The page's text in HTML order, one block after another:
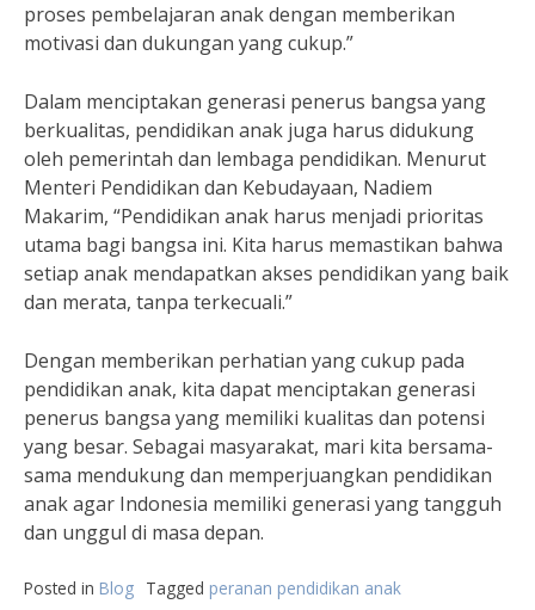
proses pembelajaran anak dengan memberikan
motivasi dan dukungan yang cukup.”
Dalam menciptakan generasi penerus bangsa yang
berkualitas, pendidikan anak juga harus didukung
oleh pemerintah dan lembaga pendidikan. Menurut
Menteri Pendidikan dan Kebudayaan, Nadiem
Makarim, “Pendidikan anak harus menjadi prioritas
utama bagi bangsa ini. Kita harus memastikan bahwa
setiap anak mendapatkan akses pendidikan yang baik
dan merata, tanpa terkecuali.”
Dengan memberikan perhatian yang cukup pada
pendidikan anak, kita dapat menciptakan generasi
penerus bangsa yang memiliki kualitas dan potensi
yang besar. Sebagai masyarakat, mari kita bersama-
sama mendukung dan memperjuangkan pendidikan
anak agar Indonesia memiliki generasi yang tangguh
dan unggul di masa depan.
Posted in Blog Tagged peranan pendidikan anak